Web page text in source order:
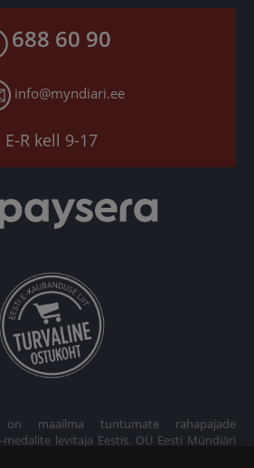
688 60 90
info@myndiari.ee
E-R kell 9-17
maailma tuntumate rahapajade
levitaja Eestis. OÜ Eesti Mündiäri